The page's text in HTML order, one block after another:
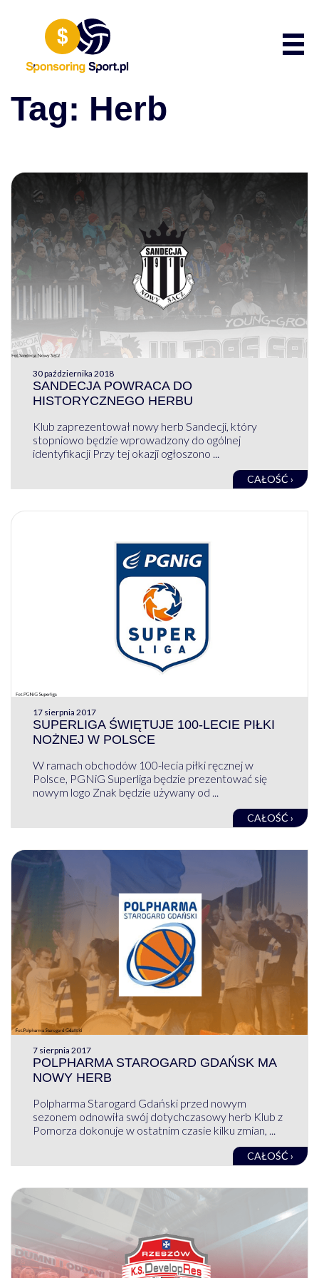
Tag: Herb
30 października 2018
SANDECJA POWRACA DO
HISTORYCZNEGO HERBU
Klub zaprezentował nowy herb Sandecji, który
stopniowo będzie wprowadzony do ogólnej
identyfikacji Przy tej okazji ogłoszono ...
CAŁOŚĆ ›
17 sierpnia 2017
SUPERLIGA ŚWIĘTUJE 100-LECIE PIŁKI
NOŻNEJ W POLSCE
W ramach obchodów 100-lecia piłki ręcznej w
Polsce, PGNiG Superliga będzie prezentować się
nowym logo Znak będzie używany od ...
CAŁOŚĆ ›
7 sierpnia 2017
POLPHARMA STAROGARD GDAŃSK MA
NOWY HERB
Polpharma Starogard Gdański przed nowym
sezonem odnowiła swój dotychczasowy herb Klub z
Pomorza dokonuje w ostatnim czasie kilku zmian, ...
CAŁOŚĆ ›